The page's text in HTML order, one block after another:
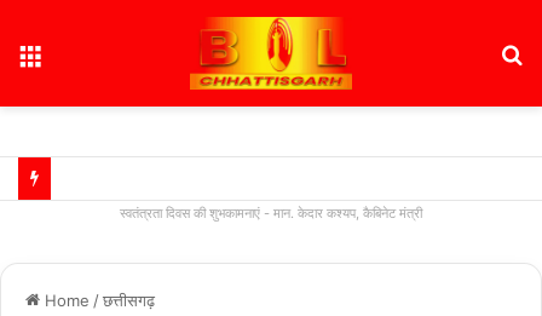
स्वतंत्रता दिवस की शुभकामनाएं - मान. केदार कश्यप, कैबिनेट मंत्री
Home /छत्तीसगढ़